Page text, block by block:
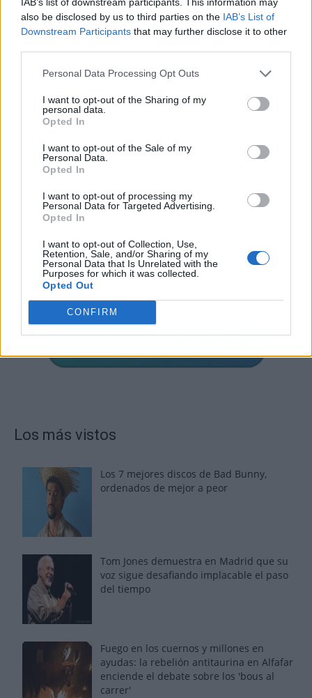
also be disclosed by us to third parties on the IAB’s List of
Downstream Participants that may further disclose it to other
Personal Data Processing Opt Outs
I want to opt-out of the Sharing of my
personal data.
Opted In
I want to opt-out of the Sale of my
Personal Data.
Opted In
I want to opt-out of processing my
Personal Data for Targeted Advertising.
Opted In
I want to opt-out of Collection, Use,
Retention, Sale, and/or Sharing of my
Personal Data that Is Unrelated with the
Purposes for which it was collected.
Opted Out
CONFIRM
Publicidad
Los más vistos
Los 7 mejores discos de Bad Bunny,
ordenados de mejor a peor
Tom Jones demuestra en Madrid que su
voz sigue desafiando implacable el paso
del tiempo
Fuego en los cuernos y millones en
ayudas: la rebelión antitaurina en Alfafar
enciende el debate sobre los 'bous al
carrer'